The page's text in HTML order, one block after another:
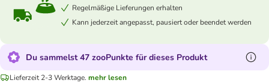
Regelmäßige Lieferungen erhalten
Kann jederzeit angepasst, pausiert oder beendet werden
Du sammelst 47 zooPunkte für dieses Produkt
Lieferzeit 2-3 Werktage. mehr lesen